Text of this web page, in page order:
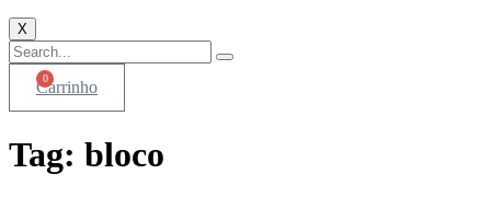
X
0
Carrinho
Tag: bloco